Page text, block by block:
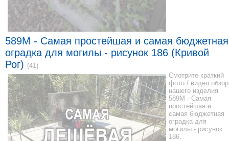
589M - Самая простейшая и самая бюджетная
оградка для могилы - рисунок 186 (Кривой
Рог) (41)
Смотрите краткий
фото / видео обзор
нашего изделия
589M - Самая
простейшая и
самая бюджетная
оградка для
могилы - рисунок
186.